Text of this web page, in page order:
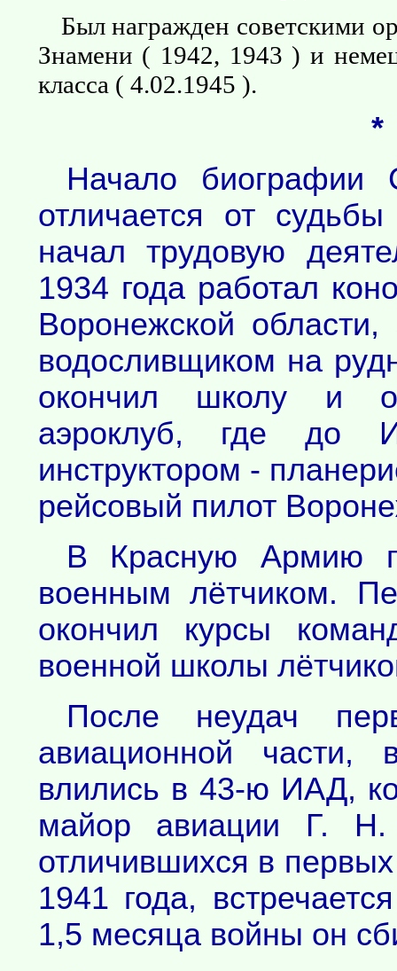
Был награжден советскими
Знамени ( 1942, 1943 ) и
класса ( 4.02.1945 ).
Начало
отличается от
начал трудовую
1934 года работал
Воронежской
водосливщиком на
окончил школу и
аэроклуб, где до
инструктором -
рейсовый пилот
В Красную Армию
военным лётчиком.
окончил курсы
военной школы
После неудач
авиационной части,
влились в 43-ю ИАД,
майор авиации Г. Н.
отличившихся в
1941 года,
1,5 месяца войны он